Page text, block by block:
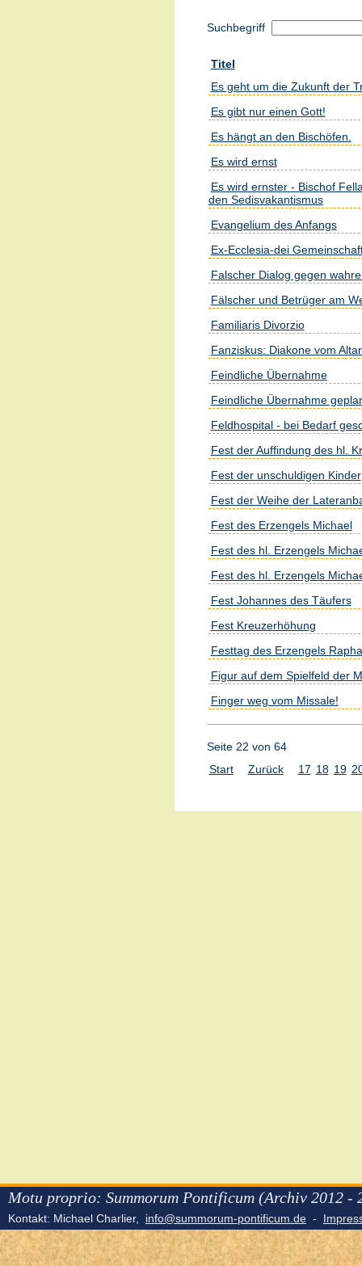
Suchbegriff
Titel
Es geht um die Zukunft der
Es gibt nur einen Gott!
Es hängt an den Bischöfen.
Es wird ernst
Es wird ernster - Bischof
den Sedisvakantismus
Evangelium des Anfangs
Ex-Ecclesia-dei
Falscher Dialog gegen
Fälscher und Betrüger am
Familiaris Divorzio
Fanziskus: Diakone vom
Feindliche Übernahme
Feindliche Übernahme
Feldhospital - bei Bedarf
Fest der Auffindung des hl.
Fest der unschuldigen Kinder
Fest der Weihe der
Fest des Erzengels Michael
Fest des hl. Erzengels
Fest des hl. Erzengels
Fest Johannes des Täufers
Fest Kreuzerhöhung
Festtag des Erzengels
Figur auf dem Spielfeld der
Finger weg vom Missale!
Seite 22 von 64
Start
Zurück 17 18 19
Motu proprio: Summorum Pontificum (Archiv 2012 -
Kontakt: Michael Charlier, info@summorum-pontificum.de -